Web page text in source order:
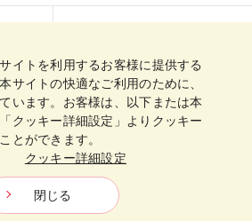
クッキーポリシー
用規約 サイトマップ
INC. All Rights Reserved.
イトを利用するお客様に提供する
サイトの快適なご利用のために、
います。お客様は、以下または本
クッキー詳細設定」よりクッキー
とができます。
クッキー詳細設定
閉じる